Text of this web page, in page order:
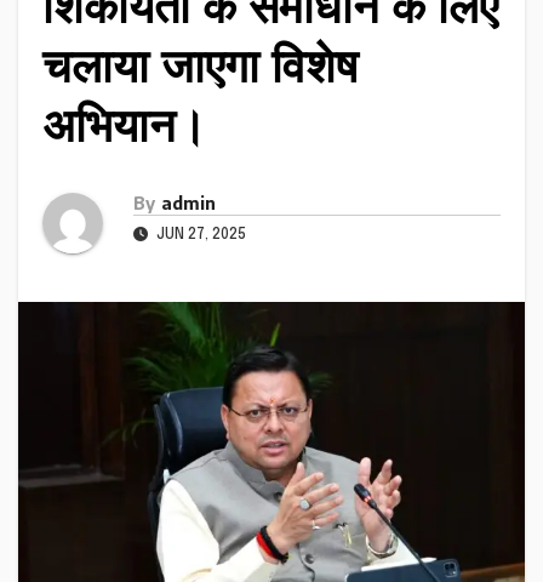
चलाया जाएगा विशेष
अभियान।
By admin
JUN 27, 2025